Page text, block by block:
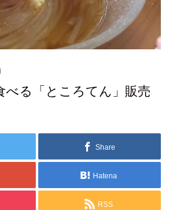
べる「ところてん」販売
Share
Hatena
RSS